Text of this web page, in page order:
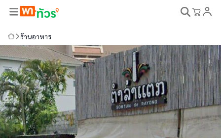
ร้านอาหาร